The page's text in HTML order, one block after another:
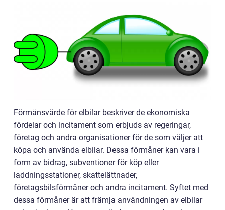
Förmånsvärde för elbilar beskriver de ekonomiska
fördelar och incitament som erbjuds av regeringar,
företag och andra organisationer för de som väljer att
köpa och använda elbilar. Dessa förmåner kan vara i
form av bidrag, subventioner för köp eller
laddningsstationer, skattelättnader,
företagsbilsförmåner och andra incitament. Syftet med
dessa förmåner är att främja användningen av elbilar